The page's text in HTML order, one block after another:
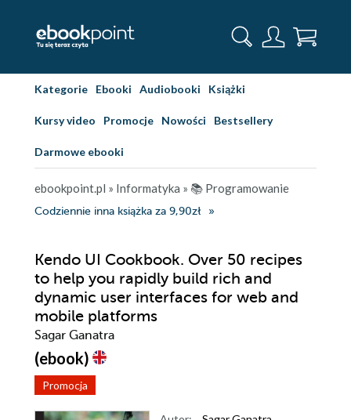
Kategorie Ebooki Audiobooki Książki
Kursy video Promocje Nowości Bestsellery
Darmowe ebooki
ebookpoint.pl » Informatyka » 📚 Programowanie
Codziennie inna książka za 9,90zł
Kendo UI Cookbook. Over 50 recipes
to help you rapidly build rich and
dynamic user interfaces for web and
mobile platforms
Sagar Ganatra
(ebook)
Promocja